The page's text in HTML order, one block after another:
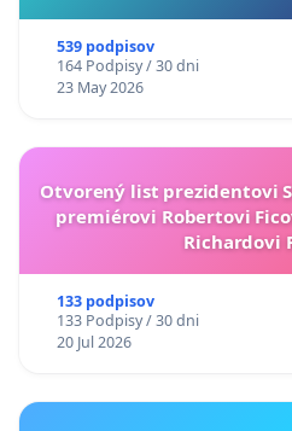
539 podpisov
164 Podpisy / 30 dni
23 May 2026
Otvorený list prezidentovi
premiérovi Robertovi
Richardovi
133 podpisov
133 Podpisy / 30 dni
20 Jul 2026